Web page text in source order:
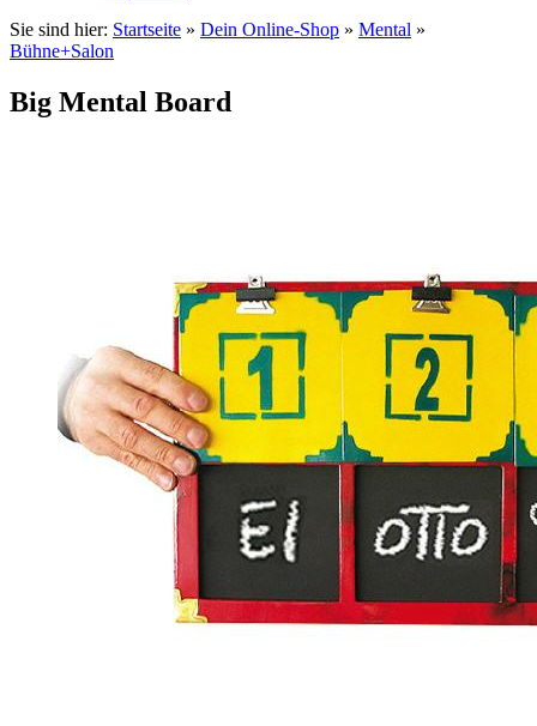
Sie sind hier: Startseite » Dein Online-Shop » Mental »
Bühne+Salon
Big Mental Board